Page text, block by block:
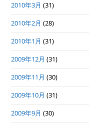
2010年3月 (31)
2010年2月 (28)
2010年1月 (31)
2009年12月 (31)
2009年11月 (30)
2009年10月 (31)
2009年9月 (30)